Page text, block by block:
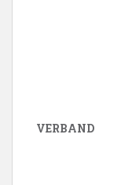
VERBAND